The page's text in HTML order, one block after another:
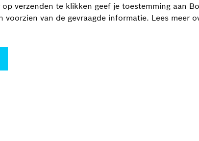
verzenden te klikken geef je toestemming aan
voorzien van de gevraagde informatie. Lees meer